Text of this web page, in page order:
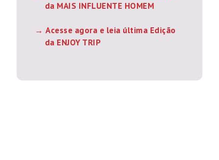
da MAIS INFLUENTE HOMEM
Acesse agora e leia última Edição
da ENJOY TRIP